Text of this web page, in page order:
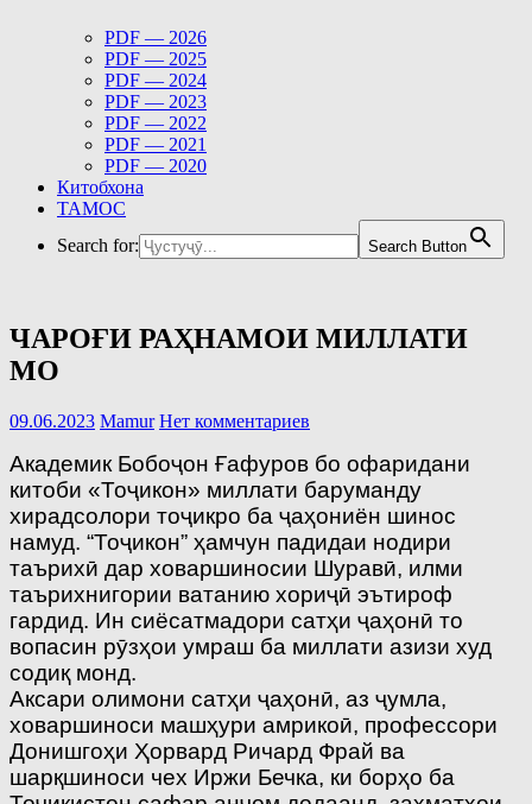
PDF — 2026
PDF — 2025
PDF — 2024
PDF — 2023
PDF — 2022
PDF — 2021
PDF — 2020
Китобхона
ТАМОС
Search for:
Search Button
ЧАРОҒИ РАҲНАМОИ МИЛЛАТИ
МО
09.06.2023 Mamur Нет комментариев
Академик Бобоҷон Ғафуров бо офаридани
китоби «Тоҷикон» миллати баруманду
хирадсолори тоҷикро ба ҷаҳониён шинос
намуд. “Тоҷикон” ҳамчун падидаи нодири
таърихӣ дар ховаршиносии Шуравӣ, илми
таърихнигории ватанию хориҷӣ эътироф
гардид. Ин сиёсатмадори сатҳи ҷаҳонӣ то
вопасин рӯзҳои умраш ба миллати азизи худ
содиқ монд.
Аксари олимони сатҳи ҷаҳонӣ, аз ҷумла,
ховаршиноси машҳури амрикоӣ, профессори
Донишгоҳи Ҳорвард Ричард Фрай ва
шарқшиноси чех Иржи Бечка, ки борҳо ба